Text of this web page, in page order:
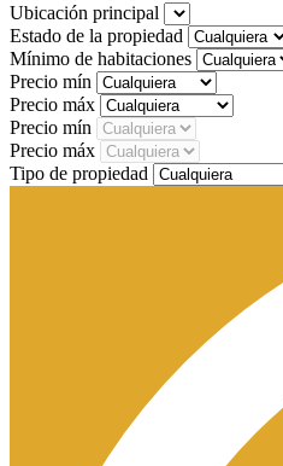
Ubicación principal
Estado de la propiedad
Mínimo de habitaciones
Precio mín
Precio máx
Precio mín
Precio máx
Tipo de propiedad